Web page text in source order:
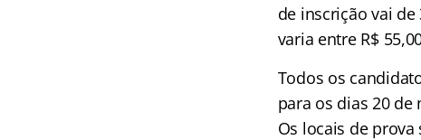
de inscrição vai
varia entre R$
Todos os
para os dias 20
Os locais de